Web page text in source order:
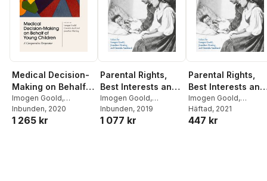
Medical Decision-
Making on Behalf
of Young Children
Imogen Goold,
Cressida Auckland
Jonathan Herring
Inbunden, 2020
1 265 kr
Parental Rights,
Best Interests and
Significant Harms
Imogen Goold,
Jonathan Herring
Cressida Auckland
Inbunden, 2019
1 077 kr
Parental Rights,
Best Interests and
Significant Harms
Imogen Goold,
Jonathan Herring
Cressida Auckland
Häftad, 2021
447 kr